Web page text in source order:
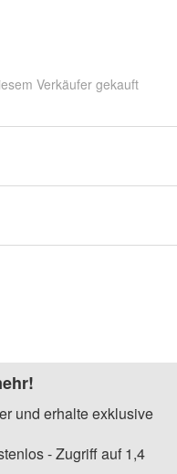
Verkäufer gekauft
und erhalte exklusive
- Zugriff auf 1,4